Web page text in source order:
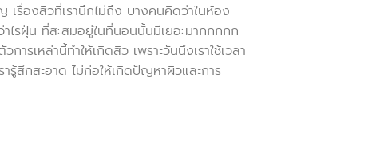
เรื่องสิวที่เรานึกไม่ถึง บางคนคิดว่าในห้อง
รฝุ่น ที่สะสมอยู่ในที่นอนนั้นมีเยอะมากกกกก
เหล่านี้ทำให้เกิดสิว เพราะวันนึงเราใช้เวลา
สึกสะอาด ไม่ก่อให้เกิดปัญหาผิวและการ